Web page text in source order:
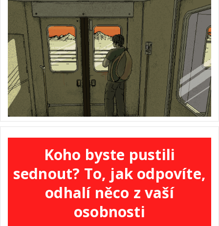
Koho byste pustili
sednout? To, jak odpovíte,
odhalí něco z vaší
osobnosti